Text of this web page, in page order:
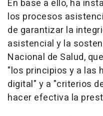
En base a ello, ha
los procesos
de garantizar la
asistencial y la
Nacional de Salud,
"los principios y a las
digital" y a "criterios
hacer efectiva la